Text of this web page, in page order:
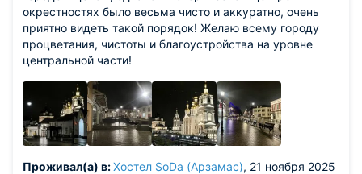
окрестностях было весьма чисто и аккуратно, очень
приятно видеть такой порядок! Желаю всему городу
процветания, чистоты и благоустройства на уровне
центральной части!
Проживал(а) в:Хостел SoDa (Арзамас), 21 ноября 2025